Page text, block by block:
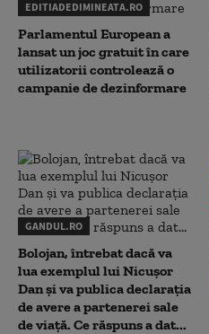
EDITIADEDIMINEATA.RO
Parlamentul European a
lansat un joc gratuit în care
utilizatorii controlează o
campanie de dezinformare
GANDUL.RO
Bolojan, întrebat dacă va
lua exemplul lui Nicușor
Dan și va publica declarația
de avere a partenerei sale
de viață. Ce răspuns a dat...